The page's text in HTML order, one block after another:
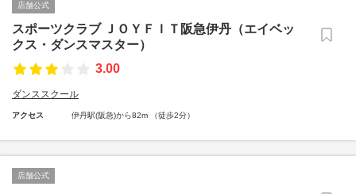
店舗公式
スポーツクラブ ＪＯＹＦＩＴ阪急伊丹（エイベッ
クス・ダンスマスター）
3.00
ダンススクール
アクセス 伊丹駅(阪急)から82m （徒歩2分）
店舗公式